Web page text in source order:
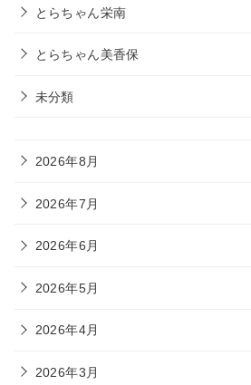
とらちゃん栄南
とらちゃん美香保
未分類
2026年8月
2026年7月
2026年6月
2026年5月
2026年4月
2026年3月